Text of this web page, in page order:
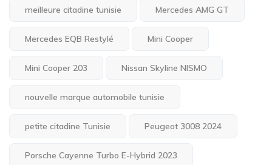
meilleure citadine tunisie Mercedes AMG GT
Mercedes EQB Restylé Mini Cooper
Mini Cooper 203 Nissan Skyline NISMO
nouvelle marque automobile tunisie
petite citadine Tunisie Peugeot 3008 2024
Porsche Cayenne Turbo E-Hybrid 2023